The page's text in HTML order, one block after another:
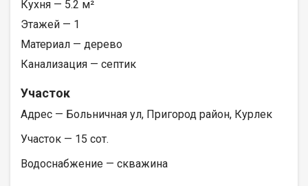
Кухня — 5.2 м²
Этажей — 1
Материал — дерево
Канализация — септик
Участок
Адрес — Больничная ул, Пригород район, Курлек
Участок — 15 сот.
Водоснабжение — скважина